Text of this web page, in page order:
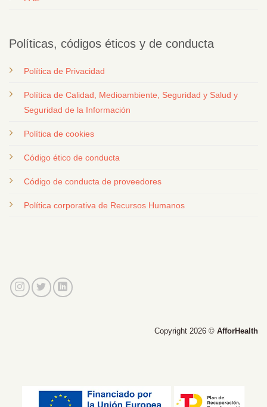
Políticas, códigos éticos y de conducta
Política de Privacidad
Política de Calidad, Medioambiente, Seguridad y Salud y
Seguridad de la Información
Política de cookies
Código ético de conducta
Código de conducta de proveedores
Política corporativa de Recursos Humanos
Copyright 2026 © AfforHealth